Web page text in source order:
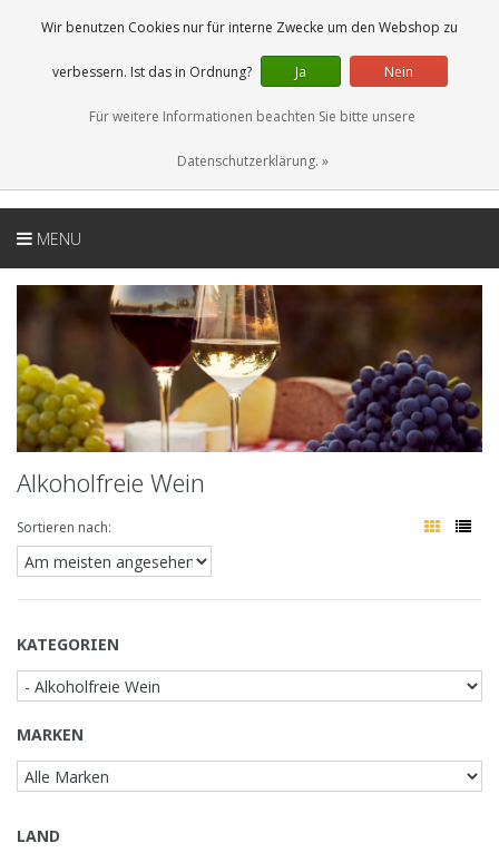
0 Artikel
DE
MENU
Alkoholfreie Wein
Sortieren nach:
KATEGORIEN
MARKEN
LAND
Wir benutzen Cookies nur für interne Zwecke um den Webshop zu
verbessern. Ist das in Ordnung? Ja Nein
Für weitere Informationen beachten Sie bitte unsere
Datenschutzerklärung. »